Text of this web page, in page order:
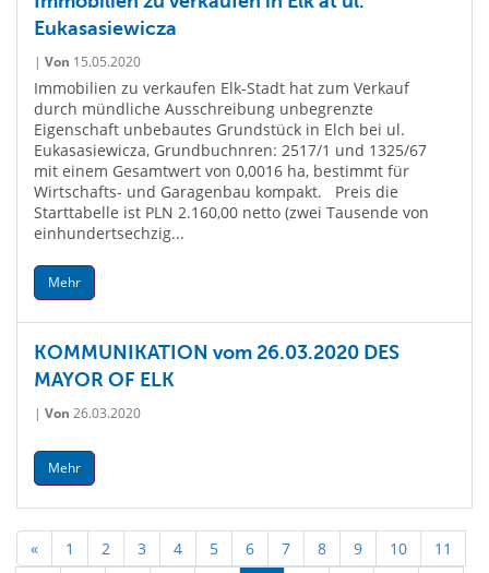
Eukasasiewicza
| Von 15.05.2020
Immobilien zu verkaufen Elk-Stadt hat zum Verkauf
durch mündliche Ausschreibung unbegrenzte
Eigenschaft unbebautes Grundstück in Elch bei ul.
Eukasasiewicza, Grundbuchnren: 2517/1 und 1325/67
mit einem Gesamtwert von 0,0016 ha, bestimmt für
Wirtschafts- und Garagenbau kompakt. Preis die
Starttabelle ist PLN 2.160,00 netto (zwei Tausende von
einhundertsechzig...
Mehr
KOMMUNIKATION vom 26.03.2020 DES
MAYOR OF ELK
| Von 26.03.2020
Mehr
« 1 2 3 4 5 6 7 8 9 10
11